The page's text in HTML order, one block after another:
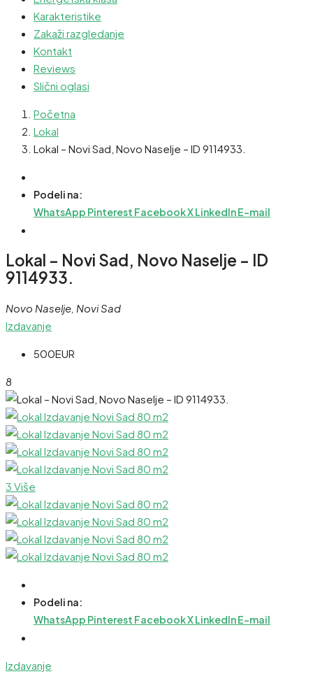
Karakteristike
Zakaži razgledanje
Kontakt
Reviews
Slični oglasi
Početna
Lokal
Lokal – Novi Sad, Novo Naselje – ID 9114933.
Podeli na:
WhatsApp Pinterest FacebookXLinkedInE-mail
Lokal – Novi Sad, Novo Naselje – ID
9114933.
Novo Naselje, Novi Sad
Izdavanje
500EUR
8
3 Više
Podeli na:
WhatsApp Pinterest FacebookXLinkedInE-mail
Izdavanje